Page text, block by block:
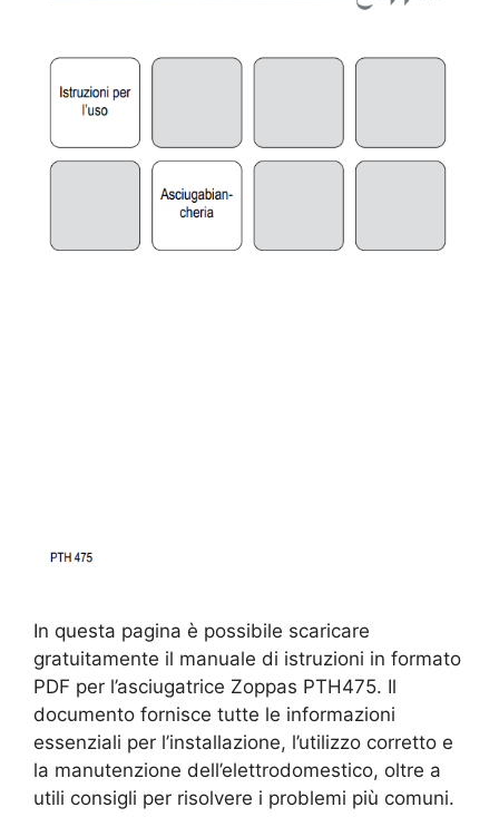
In questa pagina è possibile scaricare
gratuitamente il manuale di istruzioni in formato
PDF per l’asciugatrice Zoppas PTH475. Il
documento fornisce tutte le informazioni
essenziali per l’installazione, l’utilizzo corretto e
la manutenzione dell’elettrodomestico, oltre a
utili consigli per risolvere i problemi più comuni.